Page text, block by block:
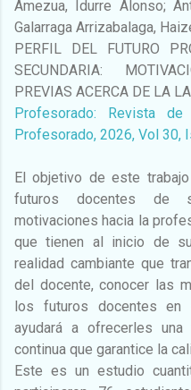
Amezua, Idurre Alonso;
Galarraga Arrizabalaga,
PERFIL DEL FUTURO
SECUNDARIA:
PREVIAS ACERCA DE LA
Profesorado: Revista
Profesorado, 2026, Vol 30,
El objetivo de este
futuros docentes de
motivaciones hacia la
que tienen al inicio de
realidad cambiante que
del docente, conocer las
los futuros docentes en
ayudará a ofrecerles
continua que garantice la
Este es un estudio